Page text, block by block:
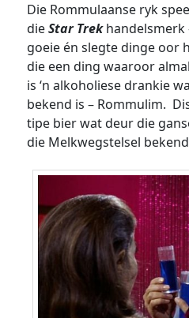
Die Rommulaanse ryk
dieStar Trekhandelsmerk
goeie én slegte dinge oor
die een ding waaroor
is ‘n alkoholiese drankie
bekend is – Rommulim.
tipe bier wat deur die
die Melkwegstelsel